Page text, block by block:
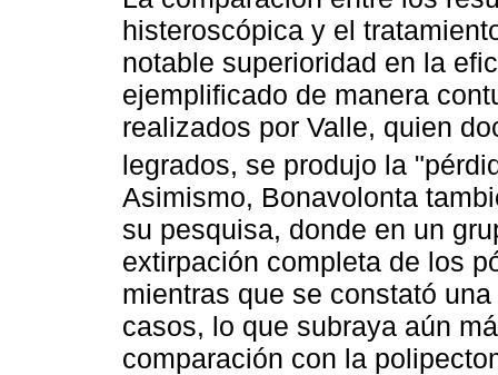
histeroscópica y el
notable superioridad en la
ejemplificado de manera
realizados por Valle, quien
legrados, se produjo la
Asimismo, Bonavolonta
su pesquisa, donde en un
extirpación completa de los
mientras que se constató
casos, lo que subraya aún
comparación con la